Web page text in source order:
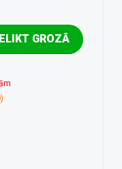
GROZĀ
)